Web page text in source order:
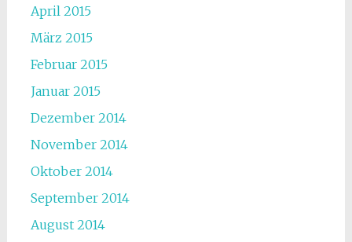
April 2015
März 2015
Februar 2015
Januar 2015
Dezember 2014
November 2014
Oktober 2014
September 2014
August 2014